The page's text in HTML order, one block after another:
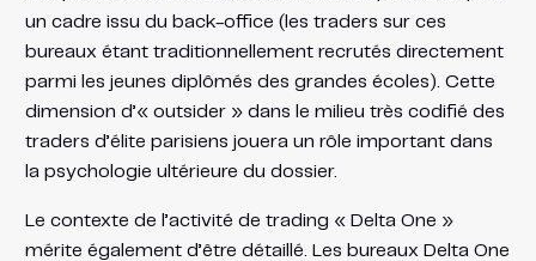
un cadre issu du back-office (les traders sur ces
bureaux étant traditionnellement recrutés directement
parmi les jeunes diplômés des grandes écoles). Cette
dimension d’« outsider » dans le milieu très codifié des
traders d’élite parisiens jouera un rôle important dans
la psychologie ultérieure du dossier.
Le contexte de l’activité de trading « Delta One »
mérite également d’être détaillé. Les bureaux Delta One